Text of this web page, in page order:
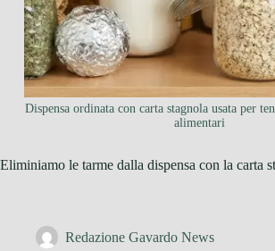
Dispensa ordinata con carta stagnola usata per
alimentari
Eliminiamo le tarme dalla dispensa con la carta
Redazione Gavardo News